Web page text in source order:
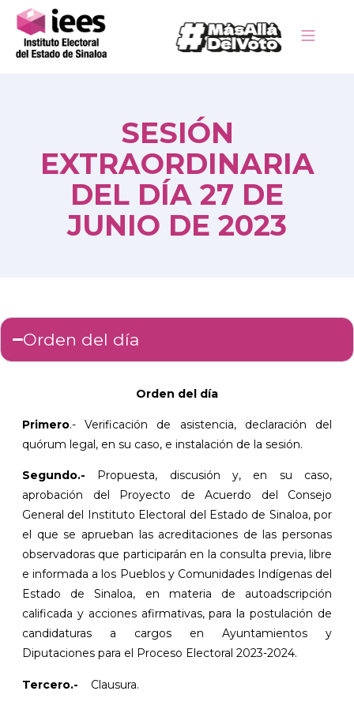
SESIÓN
EXTRAORDINARIA
DEL DÍA 27 DE
JUNIO DE 2023
Orden del día
Orden del día
Primero.- Verificación de asistencia, declaración del
quórum legal, en su caso, e instalación de la sesión.
Segundo.- Propuesta, discusión y, en su caso,
aprobación del Proyecto de Acuerdo del Consejo
General del Instituto Electoral del Estado de Sinaloa, por
el que se aprueban las acreditaciones de las personas
observadoras que participarán en la consulta previa, libre
e informada a los Pueblos y Comunidades Indígenas del
Estado de Sinaloa, en materia de autoadscripción
calificada y acciones afirmativas, para la postulación de
candidaturas a cargos en Ayuntamientos y
Diputaciones para el Proceso Electoral 2023-2024.
Tercero.- Clausura.